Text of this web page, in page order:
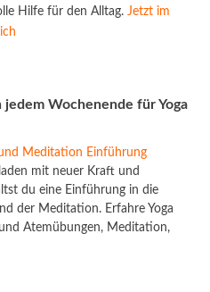
Hilfe für den Alltag. Jetzt im
jedem Wochenende für Yoga
Meditation Einführung
mit neuer Kraft und
du eine Einführung in die
der Meditation. Erfahre Yoga
Atemübungen, Meditation,